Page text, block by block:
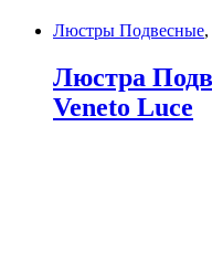
Люстры Подвесные,
Люстра
Veneto Luce